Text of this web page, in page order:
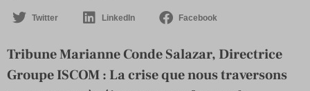
Twitter LinkedIn Facebook
Tribune Marianne Conde Salazar, Directrice
Groupe ISCOM : La crise que nous traversons